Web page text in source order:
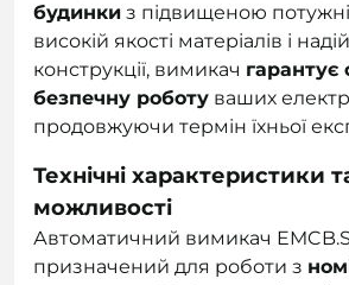
будинки з підвищеною
високій якості матеріалів і
конструкції, вимикач гарантує
безпечну роботу ваших
продовжуючи термін їхньої
Технічні характеристики
можливості
Автоматичний вимикач
призначений для роботи з